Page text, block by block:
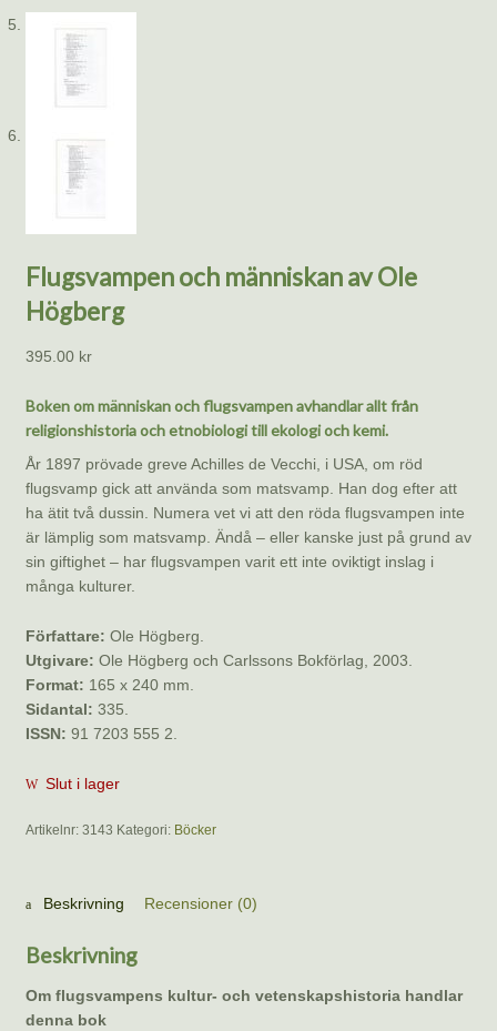
Flugsvampen och människan av Ole
Högberg
395.00 kr
Boken om människan och flugsvampen avhandlar allt från
religionshistoria och etnobiologi till ekologi och kemi.
År 1897 prövade greve Achilles de Vecchi, i USA, om röd
flugsvamp gick att använda som matsvamp. Han dog efter att
ha ätit två dussin. Numera vet vi att den röda flugsvampen inte
är lämplig som matsvamp. Ändå – eller kanske just på grund av
sin giftighet – har flugsvampen varit ett inte oviktigt inslag i
många kulturer.
Författare: Ole Högberg.
Utgivare: Ole Högberg och Carlssons Bokförlag, 2003.
Format: 165 x 240 mm.
Sidantal: 335.
ISSN: 91 7203 555 2.
Slut i lager
Artikelnr: 3143 Kategori: Böcker
Beskrivning Recensioner (0)
Beskrivning
Om flugsvampens kultur- och vetenskapshistoria handlar
denna bok